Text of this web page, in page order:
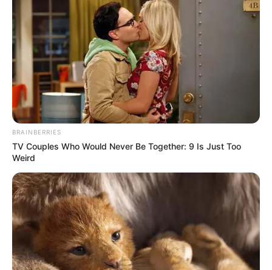
BRAINBERRIES
TV Couples Who Would Never Be Together: 9 Is Just Too
Weird